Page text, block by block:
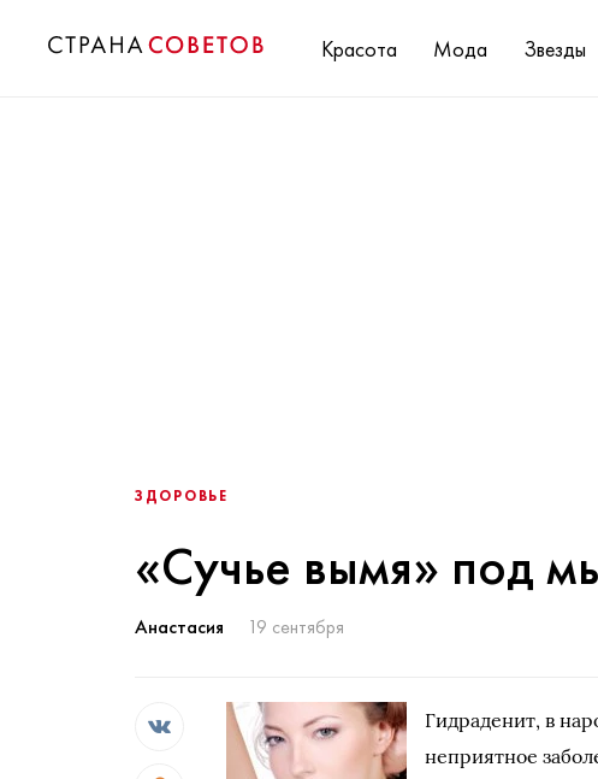
Красота Мода Звезды
ЗДОРОВЬЕ
«Сучье вымя» под
Анастасия 19 сентября
Гидраденит, в
неприятное